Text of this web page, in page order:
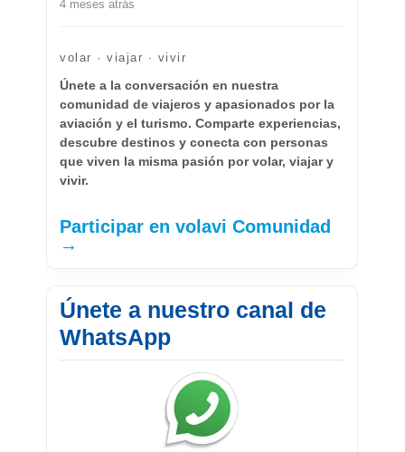
4 meses atrás
volar · viajar · vivir
Únete a la conversación en nuestra
comunidad de viajeros y apasionados por la
aviación y el turismo. Comparte experiencias,
descubre destinos y conecta con personas
que viven la misma pasión por volar, viajar y
vivir.
Participar en volavi Comunidad
→
Únete a nuestro canal de
WhatsApp